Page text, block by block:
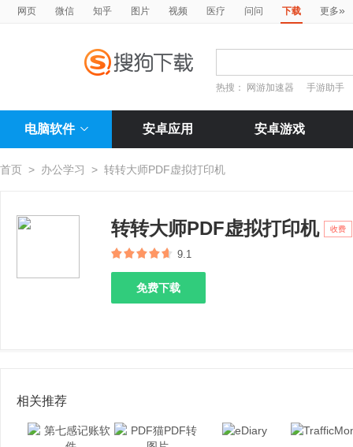
网页 微信 知乎 图片 视频 医疗 问问 下载 更多»
热搜： 网游加速器 手游助手
电脑软件 安卓应用 安卓游戏
首页 > 办公学习 > 转转大师PDF虚拟打印机
转转大师PDF虚拟打印机 收费
9.1
免费下载
相关推荐